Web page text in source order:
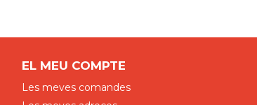
EL MEU COMPTE
Les meves comandes